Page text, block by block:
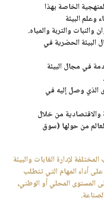
الخاصة بهذا
البيئة
والتربة والمياه.
البيئة الحضرية في
في مجال البيئة
الذي وصل إليه في
والاقتصادية من خلال
من حولها (سوق
لإدارة الغابات والبيئة
أداء المهام التي تتطلب
المستوى المحلي أو الوطني،